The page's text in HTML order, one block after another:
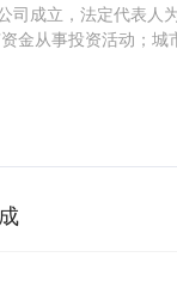
司成立，法定代表人
金从事投资活动；城